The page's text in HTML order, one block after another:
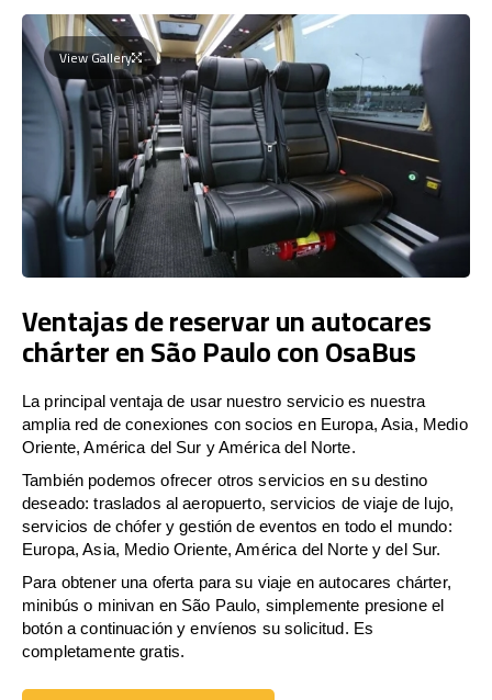
View Gallery
Ventajas de reservar un autocares
chárter en São Paulo con OsaBus
La principal ventaja de usar nuestro servicio es nuestra
amplia red de conexiones con socios en Europa, Asia, Medio
Oriente, América del Sur y América del Norte.
También podemos ofrecer otros servicios en su destino
deseado: traslados al aeropuerto, servicios de viaje de lujo,
servicios de chófer y gestión de eventos en todo el mundo:
Europa, Asia, Medio Oriente, América del Norte y del Sur.
Para obtener una oferta para su viaje en autocares chárter,
minibús o minivan en São Paulo, simplemente presione el
botón a continuación y envíenos su solicitud. Es
completamente gratis.